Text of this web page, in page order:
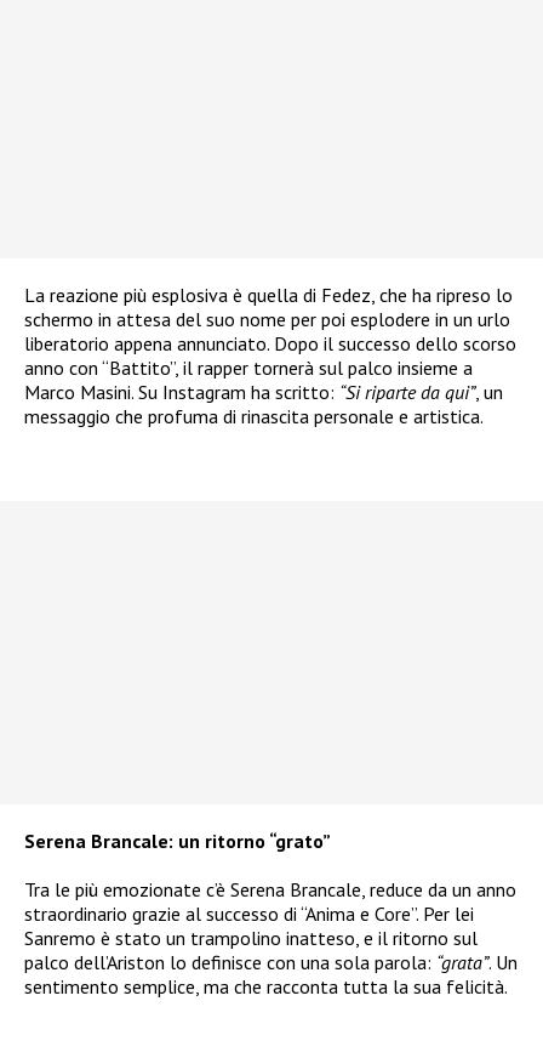
La reazione più esplosiva è quella di Fedez, che ha ripreso lo
schermo in attesa del suo nome per poi esplodere in un urlo
liberatorio appena annunciato. Dopo il successo dello scorso
anno con “Battito”, il rapper tornerà sul palco insieme a
Marco Masini. Su Instagram ha scritto: “Si riparte da qui”, un
messaggio che profuma di rinascita personale e artistica.
Serena Brancale: un ritorno “grato”
Tra le più emozionate c’è Serena Brancale, reduce da un anno
straordinario grazie al successo di “Anima e Core”. Per lei
Sanremo è stato un trampolino inatteso, e il ritorno sul
palco dell’Ariston lo definisce con una sola parola: “grata”. Un
sentimento semplice, ma che racconta tutta la sua felicità.